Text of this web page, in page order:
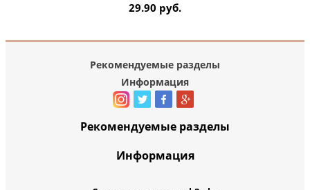
29.90 руб.
Рекомендуемые разделы
Информация
Рекомендуемые разделы
Информация